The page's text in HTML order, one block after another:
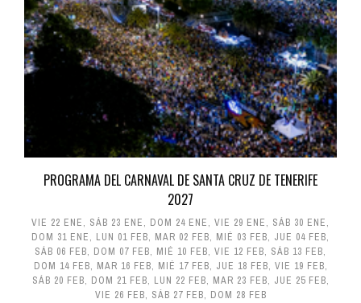
PROGRAMA DEL CARNAVAL DE SANTA CRUZ DE TENERIFE
2027
VIE 22 ENE, SÁB 23 ENE, DOM 24 ENE, VIE 29 ENE, SÁB 30 ENE,
DOM 31 ENE, LUN 01 FEB, MAR 02 FEB, MIÉ 03 FEB, JUE 04 FEB,
SÁB 06 FEB, DOM 07 FEB, MIÉ 10 FEB, VIE 12 FEB, SÁB 13 FEB,
DOM 14 FEB, MAR 16 FEB, MIÉ 17 FEB, JUE 18 FEB, VIE 19 FEB,
SÁB 20 FEB, DOM 21 FEB, LUN 22 FEB, MAR 23 FEB, JUE 25 FEB,
VIE 26 FEB, SÁB 27 FEB, DOM 28 FEB